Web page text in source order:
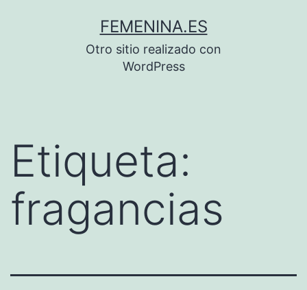
FEMENINA.ES
Otro sitio realizado con
WordPress
Etiqueta:
fragancias